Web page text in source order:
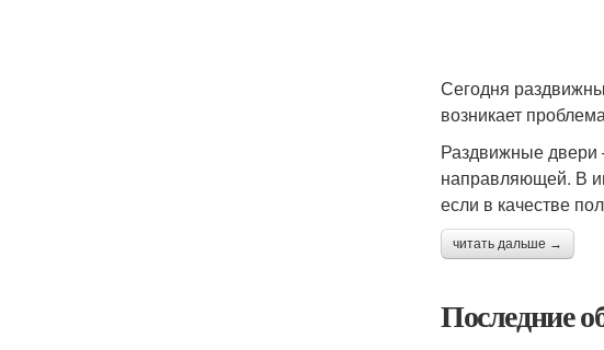
Сегодня
возникает
Раздвижные двери
направляющей. В
если в качестве
читать дальше →
Последние